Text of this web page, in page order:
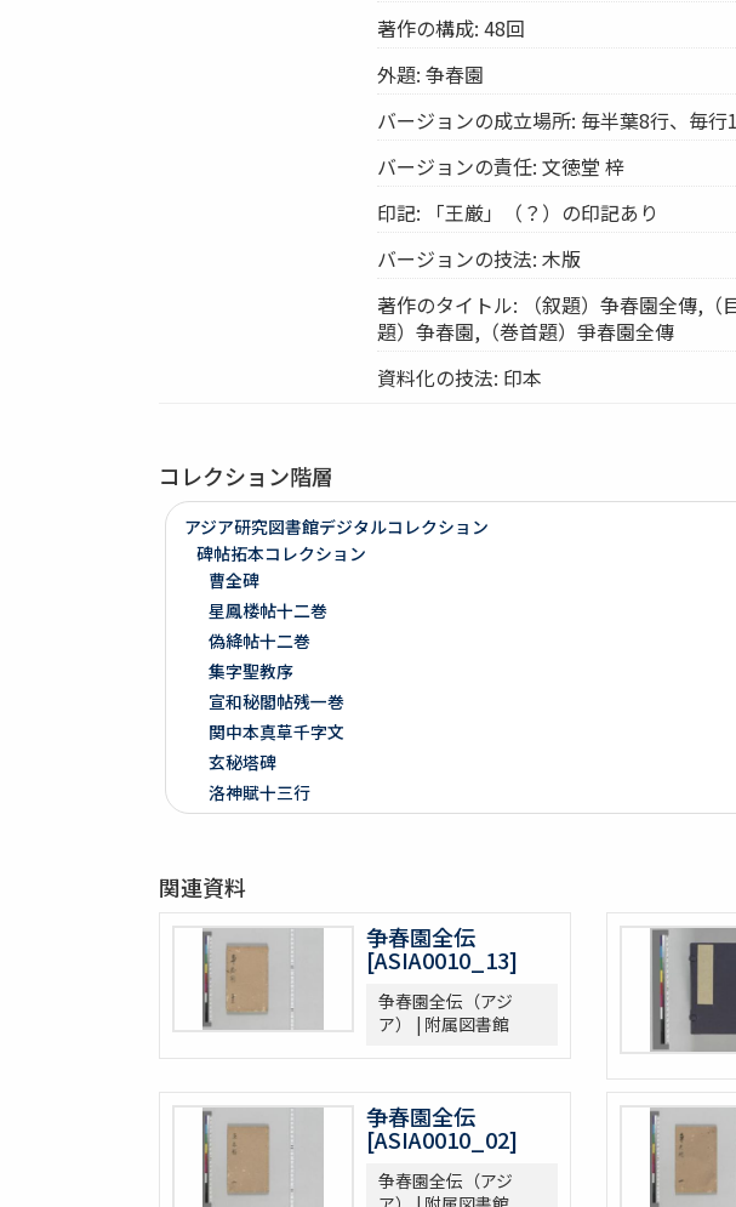
著作の構成: 48回
外題: 争春園
バージョンの成立場所: 毎半葉8行、毎行
バージョンの責任: 文徳堂 梓
印記: 「王厳」（？）の印記あり
バージョンの技法: 木版
著作のタイトル: （叙題）争春園全傳,（
題）争春園,（巻首題）爭春園全傳
資料化の技法: 印本
コレクション階層
アジア研究図書館デジタルコレクション
碑帖拓本コレクション
曹全碑
星鳳楼帖十二巻
偽絳帖十二巻
集字聖教序
宣和秘閣帖残一巻
関中本真草千字文
玄秘塔碑
洛神賦十三行
泉州本淳化閣帖十巻闕四巻
停雲館帖十二巻
偽絳帖残一巻
拪先塋記
顔氏家廟碑
張遷碑
曹全碑
争坐位稿
古今歴代法帖
朴彭年草書千字文
金麟厚草書千字文
関連資料
争春園全伝
[ASIA0010_13]
争春園全伝（アジ
ア） | 附属図書館
争春園全伝
[ASIA0010_02]
争春園全伝（アジ